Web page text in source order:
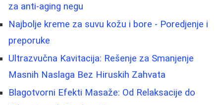
za anti-aging negu
Najbolje kreme za suvu kožu i bore - Poredjenje i
preporuke
Ultrazvučna Kavitacija: Rešenje za Smanjenje
Masnih Naslaga Bez Hiruskih Zahvata
Blagotvorni Efekti Masaže: Od Relaksacije do